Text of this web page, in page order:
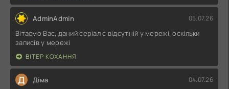
AdminAdmin 05.07.26
Вітаємо Вас, даний серіал є відсутній у мережі, оскільки
записів у мережі
ВІТЕР КОХАННЯ
Д Діма 04.07.26